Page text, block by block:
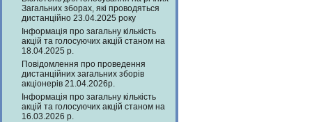
Загальних зборах, які проводяться
дистанційно 23.04.2025 року
Інформація про загальну кількість
акцій та голосуючих акцій станом на
18.04.2025 р.
Повідомлення про проведення
дистанційних загальних зборів
акціонерів 21.04.2026р.
Інформація про загальну кількість
акцій та голосуючих акцій станом на
16.03.2026 р.